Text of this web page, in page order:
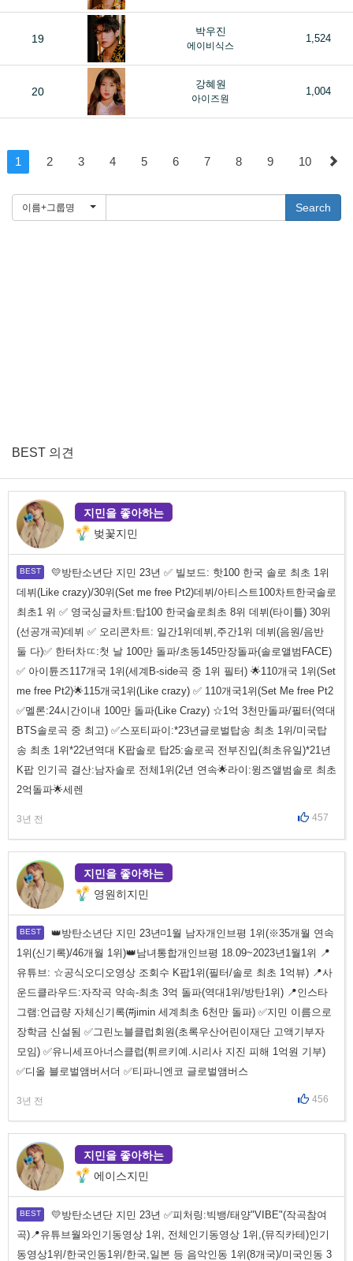
19
박우진
에이비식스
1,524
20
강혜원
아이즈원
1,004
1 2 3 4 5 6 7 8 9 10
이름+그룹명 Search
BEST 의견
지민을 좋아하는
벚꽃지민
💛방탄소년단 지민 23년 ✅ 빌보드: 핫100 한국 솔로 최초 1위
데뷔(Like crazy)/30위(Set me free Pt2)데뷔/아티스트100차트한국솔로
최초1 위 ✅ 영국싱글차트:탑100 한국솔로최초 8위 데뷔(타이틀) 30위
(선공개곡)데뷔 ✅ 오리콘차트: 일간1위데뷔,주간1위 데뷔(음원/음반
둘 다)✅ 한터차ㄸ:첫 날 100만 돌파/초동145만장돌파(솔로앨범FACE)
✅ 아이튠즈117개국 1위(세계B-side곡 중 1위 필터) 🌟110개국 1위(Set
me free Pt2)🌟115개국1위(Like crazy) ✅ 110개국1위(Set Me free Pt2
✅멜론:24시간이내 100만 돌파(Like Crazy) ☆1억 3천만돌파/필터(역대
BTS솔로곡 중 최고) ✅스포티파이:*23년글로벌탑송 최초 1위/미국탑
송 최초 1위*22년역대 K팝솔로 탑25:솔로곡 전부진입(최초유일)*21년
K팝 인기곡 결산:남자솔로 전체1위(2년 연속🌟라이:윙즈앨범솔로 최초
2억돌파🌟세렌
3년 전 457
지민을 좋아하는
영원히지민
👑방탄소년단 지민 23년◽1월 남자개인브평 1위(※35개월 연속
1위(신기록)/46개월 1위)👑남녀통합개인브평 18.09~2023년1월1위 📍
유튜브: ☆공식오디오영상 조회수 K팝1위(필터/솔로 최초 1억뷰) 📍사
운드클라우드:자작곡 약속-최초 3억 돌파(역대1위/방탄1위) 📍인스타
그램:언급량 자체신기록(#jimin 세계최초 6천만 돌파) ✅지민 이름으로
장학금 신설됨 ✅그린노블클럽회원(초록우산어린이재단 고액기부자
모임) ✅유니세프아너스클럽(튀르키예.시리사 지진 피해 1억원 기부)
✅디올 블로벌앰버서더 ✅티파니엔코 글로벌앰버스
3년 전 456
지민을 좋아하는
에이스지민
💛방탄소년단 지민 23년 ✅피처링:빅뱅/태양"VIBE"(작곡참여
곡)📍유튜브월와인기동영상 1위, 전체인기동영상 1위,(뮤직카테)인기
동영상1위/한국인동1위/한국,일본 등 음악인동 1위(8개국)/미국인동 3